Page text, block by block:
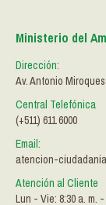
Ministerio del
Dirección:
Av. Antonio
Central Telefónica
(+511) 611 6000
Email:
atencion-
Atención al Cliente
Lun - Vie: 8:30 a. m. -